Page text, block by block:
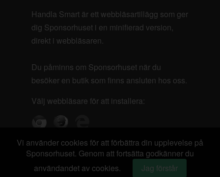
Handla Smart är ett webbläsartillägg som ger
dig Sponsorhuset i en minifierad version,
direkt i webbläsaren.
Du påminns om Sponsorhuset när du
besöker en butik som finns ansluten hos oss.
Välj webbläsare för att installera:
Vi använder cookies för att förbättra din upplevelse på
Sponsorhuset. Genom att fortsätta godkänner du
användandet av cookies.
Jag förstår